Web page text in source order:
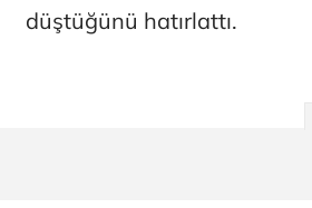
düştüğünü hatırlattı.